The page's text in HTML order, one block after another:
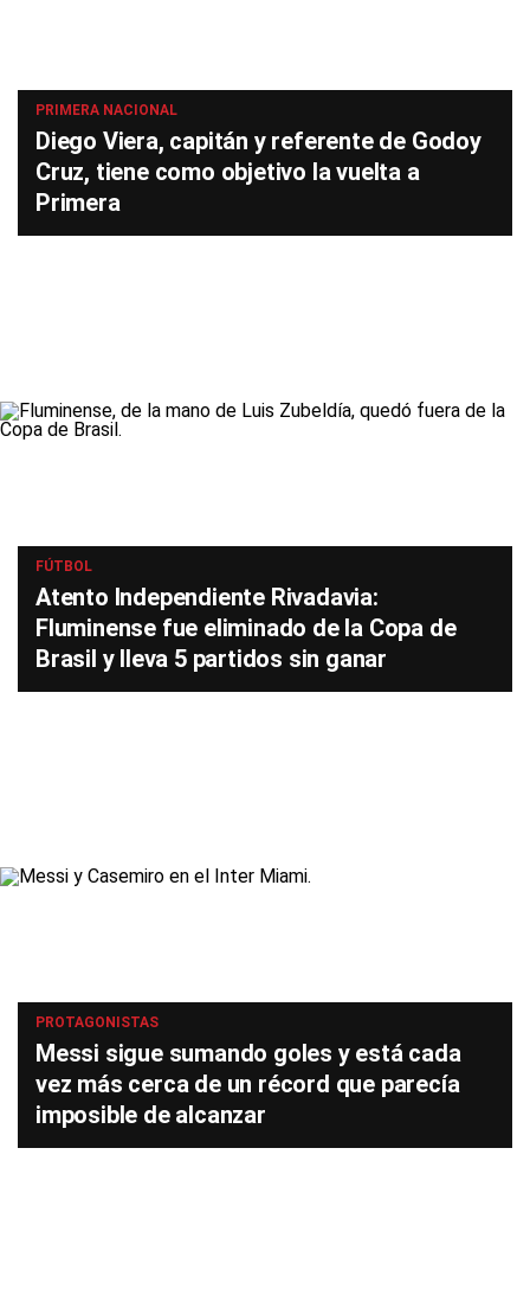
PRIMERA NACIONAL
Diego Viera, capitán y referente de Godoy
Cruz, tiene como objetivo la vuelta a
Primera
FÚTBOL
Atento Independiente Rivadavia:
Fluminense fue eliminado de la Copa de
Brasil y lleva 5 partidos sin ganar
PROTAGONISTAS
Messi sigue sumando goles y está cada
vez más cerca de un récord que parecía
imposible de alcanzar